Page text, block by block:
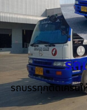
รถ
รถบรรทุกติดเครนใ